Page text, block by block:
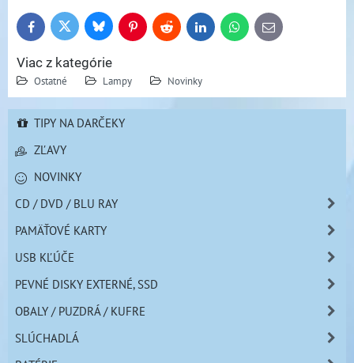
FacebookTwitter BlueskyPinterestReddit LinkedInWhatsApp
E-
mail
Viac z kategórie
Ostatné Lampy Novinky
TIPY NA DARČEKY
ZĽAVY
NOVINKY
CD / DVD / BLU RAY
PAMÄŤOVÉ KARTY
USB KĽÚČE
PEVNÉ DISKY EXTERNÉ, SSD
OBALY / PUZDRÁ / KUFRE
SLÚCHADLÁ